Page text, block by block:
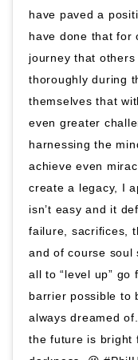
have paved a
have done that for
journey that
thoroughly during
themselves that
even greater
harnessing the
achieve even
create a legacy, I
isn’t easy and it
failure, sacrifices,
and of course soul
all to “level up” go
barrier possible to
always dreamed
the future is bright